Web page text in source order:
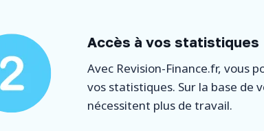
Accès à vos statistiques
Avec Revision-Finance.fr, vous
vos statistiques. Sur la base de
nécessitent plus de travail.